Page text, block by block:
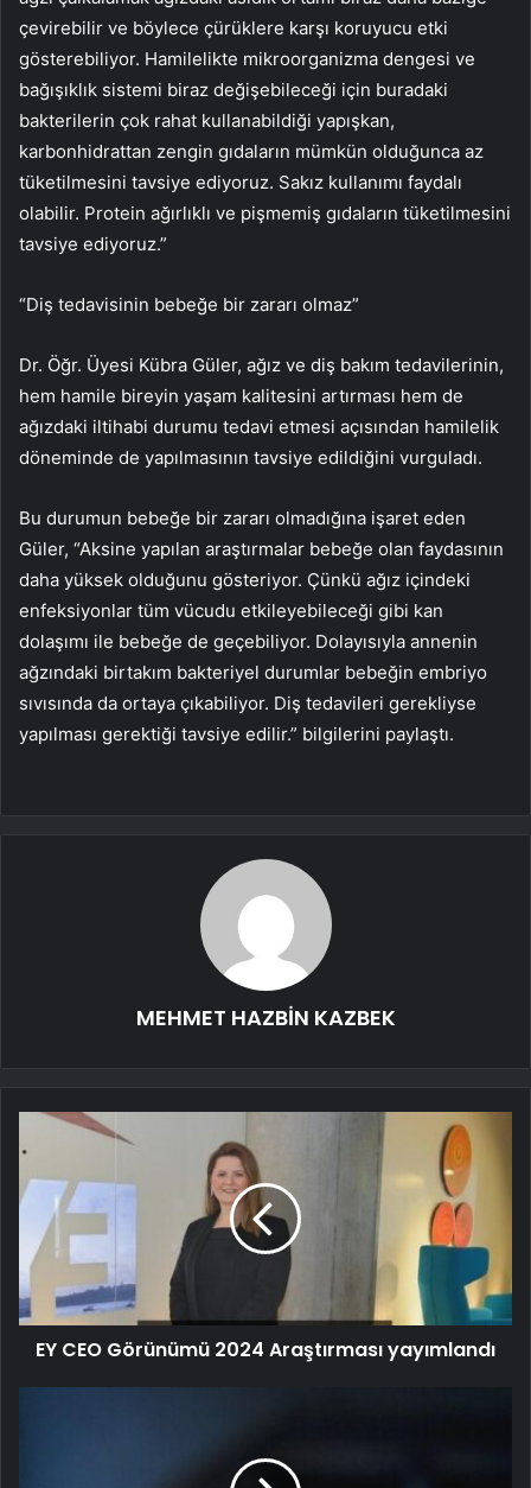
çevirebilir ve böylece çürüklere karşı koruyucu etki
gösterebiliyor. Hamilelikte mikroorganizma dengesi ve
bağışıklık sistemi biraz değişebileceği için buradaki
bakterilerin çok rahat kullanabildiği yapışkan,
karbonhidrattan zengin gıdaların mümkün olduğunca az
tüketilmesini tavsiye ediyoruz. Sakız kullanımı faydalı
olabilir. Protein ağırlıklı ve pişmemiş gıdaların tüketilmesini
tavsiye ediyoruz.”
“Diş tedavisinin bebeğe bir zararı olmaz”
Dr. Öğr. Üyesi Kübra Güler, ağız ve diş bakım tedavilerinin,
hem hamile bireyin yaşam kalitesini artırması hem de
ağızdaki iltihabi durumu tedavi etmesi açısından hamilelik
döneminde de yapılmasının tavsiye edildiğini vurguladı.
Bu durumun bebeğe bir zararı olmadığına işaret eden
Güler, “Aksine yapılan araştırmalar bebeğe olan faydasının
daha yüksek olduğunu gösteriyor. Çünkü ağız içindeki
enfeksiyonlar tüm vücudu etkileyebileceği gibi kan
dolaşımı ile bebeğe de geçebiliyor. Dolayısıyla annenin
ağzındaki birtakım bakteriyel durumlar bebeğin embriyo
sıvısında da ortaya çıkabiliyor. Diş tedavileri gerekliyse
yapılması gerektiği tavsiye edilir.” bilgilerini paylaştı.
MEHMET HAZBİN KAZBEK
EY CEO Görünümü 2024 Araştırması yayımlandı